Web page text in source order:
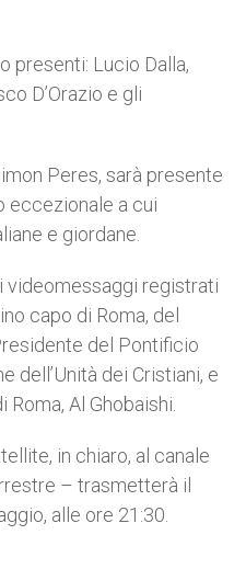
presenti: Lucio Dalla,
D’Orazio e gli
Peres, sarà presente
eccezionale a cui
e giordane.
videomessaggi registrati
capo di Roma, del
del Pontificio
dell’Unità dei Cristiani, e
Al Ghobaishi.
in chiaro, al canale
– trasmetterà il
alle ore 21:30.